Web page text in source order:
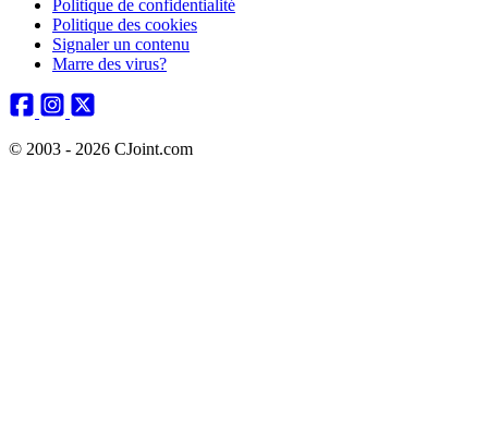
Politique de confidentialité
Politique des cookies
Signaler un contenu
Marre des virus?
© 2003 - 2026 CJoint.com